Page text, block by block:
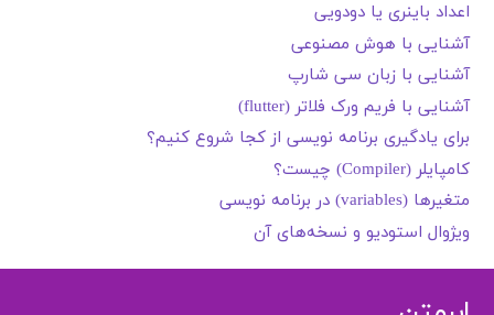
اعداد باینری یا دودویی
آشنایی با هوش مصنوعی
آشنایی با زبان سی شارپ
آشنایی با فریم ورک فلاتر (flutter)
برای یادگیری برنامه نویسی از کجا شروع کنیم؟
کامپایلر (Compiler) چیست؟
متغیرها (variables) در برنامه نویسی
ویژوال استودیو و نسخه‌های آن